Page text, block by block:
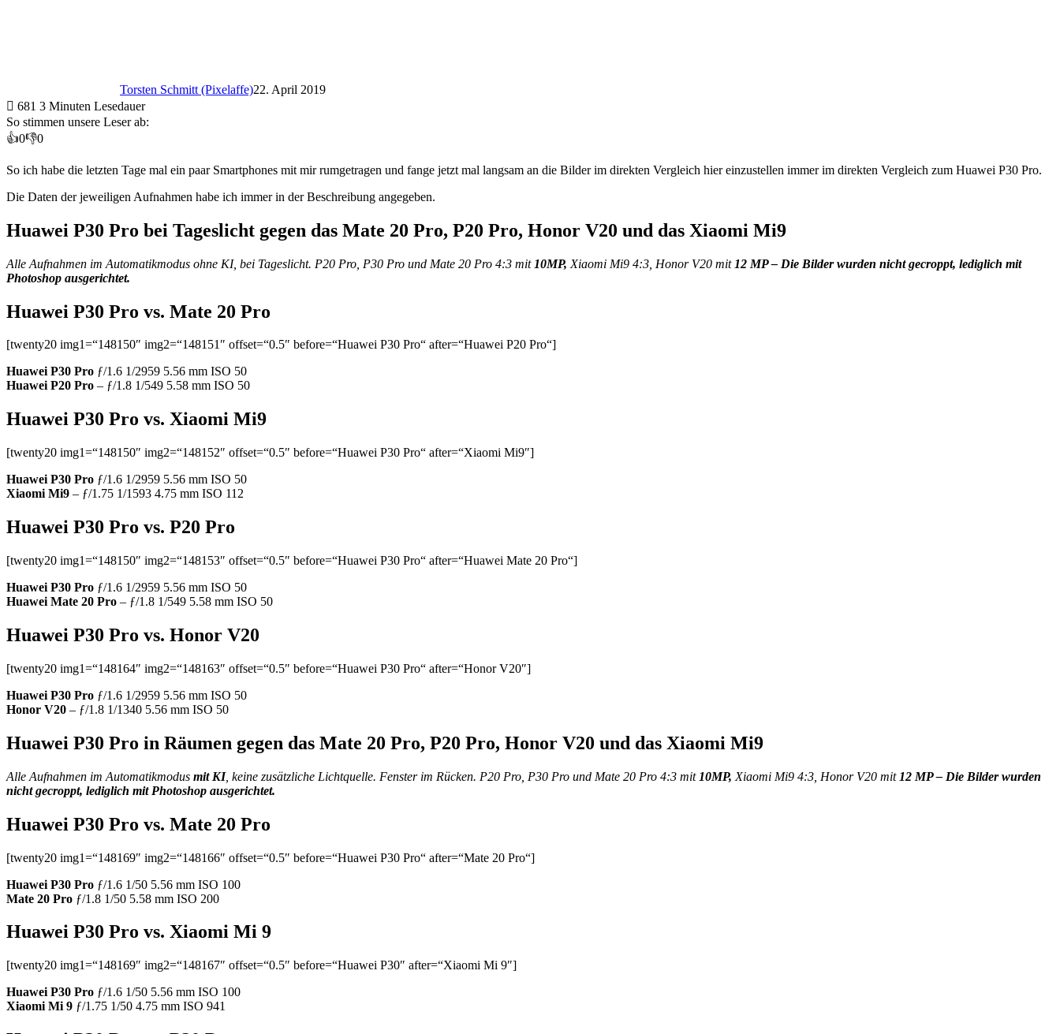
Torsten Schmitt (Pixelaffe)22. April 2019
681 3 Minuten Lesedauer
So stimmen unsere Leser ab:
👍0👎0
So ich habe die letzten Tage mal ein paar Smartphones mit mir rumgetragen und fange jetzt mal langsam an die Bilder im direkten Vergleich hier einzustellen immer im direkten Vergleich zum Huawei P30 Pro.
Die Daten der jeweiligen Aufnahmen habe ich immer in der Beschreibung angegeben.
Huawei P30 Pro bei Tageslicht gegen das Mate 20 Pro, P20 Pro, Honor V20 und das Xiaomi Mi9
Alle Aufnahmen im Automatikmodus ohne KI, bei Tageslicht. P20 Pro, P30 Pro und Mate 20 Pro 4:3 mit 10MP, Xiaomi Mi9 4:3, Honor V20 mit 12 MP – Die Bilder wurden nicht gecroppt, lediglich mit
Photoshop ausgerichtet.
Huawei P30 Pro vs. Mate 20 Pro
[twenty20 img1=“148150″ img2=“148151″ offset=“0.5″ before=“Huawei P30 Pro“ after=“Huawei P20 Pro“]
Huawei P30 Pro ƒ/1.6 1/2959 5.56 mm ISO 50
Huawei P20 Pro – ƒ/1.8 1/549 5.58 mm ISO 50
Huawei P30 Pro vs. Xiaomi Mi9
[twenty20 img1=“148150″ img2=“148152″ offset=“0.5″ before=“Huawei P30 Pro“ after=“Xiaomi Mi9″]
Huawei P30 Pro ƒ/1.6 1/2959 5.56 mm ISO 50
Xiaomi Mi9 – ƒ/1.75 1/1593 4.75 mm ISO 112
Huawei P30 Pro vs. P20 Pro
[twenty20 img1=“148150″ img2=“148153″ offset=“0.5″ before=“Huawei P30 Pro“ after=“Huawei Mate 20 Pro“]
Huawei P30 Pro ƒ/1.6 1/2959 5.56 mm ISO 50
Huawei Mate 20 Pro – ƒ/1.8 1/549 5.58 mm ISO 50
Huawei P30 Pro vs. Honor V20
[twenty20 img1=“148164″ img2=“148163″ offset=“0.5″ before=“Huawei P30 Pro“ after=“Honor V20″]
Huawei P30 Pro ƒ/1.6 1/2959 5.56 mm ISO 50
Honor V20 – ƒ/1.8 1/1340 5.56 mm ISO 50
Huawei P30 Pro in Räumen gegen das Mate 20 Pro, P20 Pro, Honor V20 und das Xiaomi Mi9
Alle Aufnahmen im Automatikmodus mit KI, keine zusätzliche Lichtquelle. Fenster im Rücken. P20 Pro, P30 Pro und Mate 20 Pro 4:3 mit 10MP, Xiaomi Mi9 4:3, Honor V20 mit 12 MP – Die Bilder wurden
nicht gecroppt, lediglich mit Photoshop ausgerichtet.
Huawei P30 Pro vs. Mate 20 Pro
[twenty20 img1=“148169″ img2=“148166″ offset=“0.5″ before=“Huawei P30 Pro“ after=“Mate 20 Pro“]
Huawei P30 Pro ƒ/1.6 1/50 5.56 mm ISO 100
Mate 20 Pro ƒ/1.8 1/50 5.58 mm ISO 200
Huawei P30 Pro vs. Xiaomi Mi 9
[twenty20 img1=“148169″ img2=“148167″ offset=“0.5″ before=“Huawei P30″ after=“Xiaomi Mi 9″]
Huawei P30 Pro ƒ/1.6 1/50 5.56 mm ISO 100
Xiaomi Mi 9 ƒ/1.75 1/50 4.75 mm ISO 941